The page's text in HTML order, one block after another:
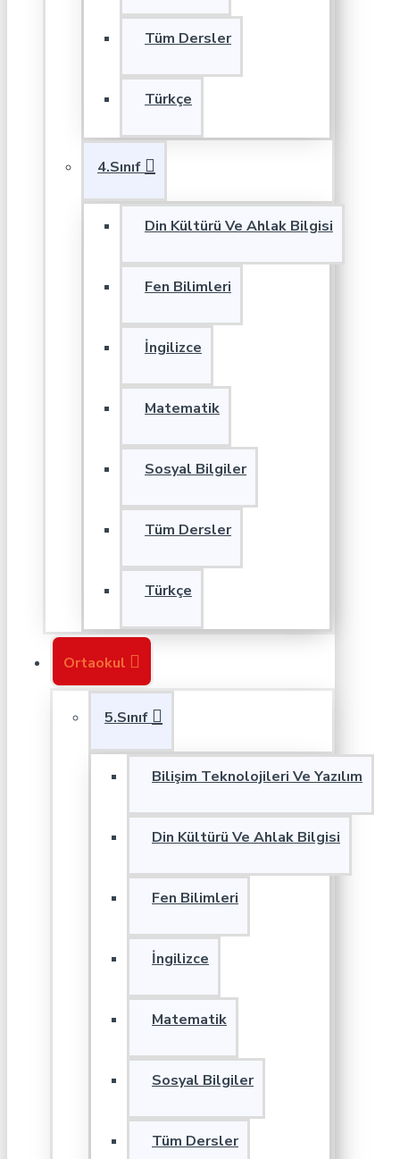
Tüm Dersler
Türkçe
4.Sınıf
Din Kültürü Ve Ahlak Bilgisi
Fen Bilimleri
İngilizce
Matematik
Sosyal Bilgiler
Tüm Dersler
Türkçe
Ortaokul
5.Sınıf
Bilişim Teknolojileri Ve Yazılım
Din Kültürü Ve Ahlak Bilgisi
Fen Bilimleri
İngilizce
Matematik
Sosyal Bilgiler
Tüm Dersler